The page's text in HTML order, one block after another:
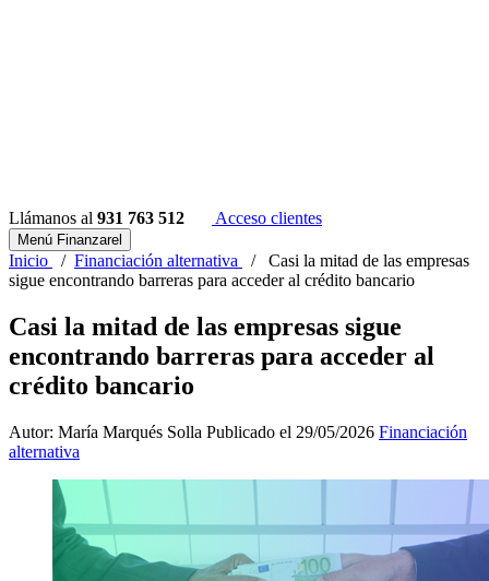
Llámanos al 931 763 512 Acceso clientes
Menú Finanzarel
Inicio / Financiación alternativa / Casi la mitad de las empresas
sigue encontrando barreras para acceder al crédito bancario
Casi la mitad de las empresas sigue
encontrando barreras para acceder al
crédito bancario
Autor: María Marqués Solla Publicado el 29/05/2026 Financiación
alternativa